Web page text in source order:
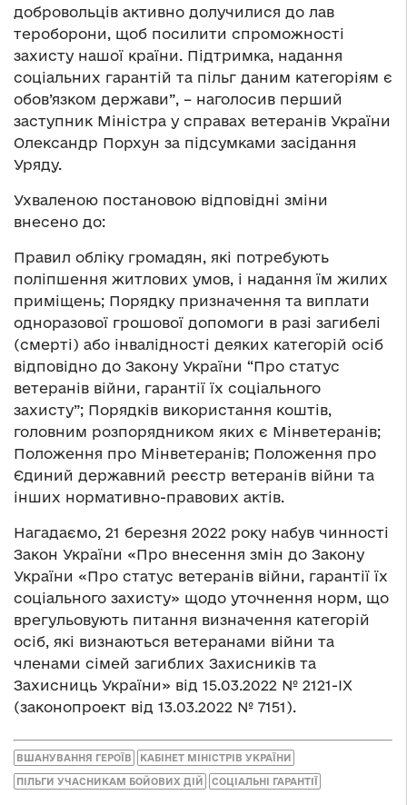
добровольців активно долучилися до лав
тероборони, щоб посилити спроможності
захисту нашої країни. Підтримка, надання
соціальних гарантій та пільг даним категоріям є
обов’язком держави”, – наголосив перший
заступник Міністра у справах ветеранів України
Олександр Порхун за підсумками засідання
Уряду.
Ухваленою постановою відповідні зміни
внесено до:
Правил обліку громадян, які потребують
поліпшення житлових умов, і надання їм жилих
приміщень; Порядку призначення та виплати
одноразової грошової допомоги в разі загибелі
(смерті) або інвалідності деяких категорій осіб
відповідно до Закону України “Про статус
ветеранів війни, гарантії їх соціального
захисту”; Порядків використання коштів,
головним розпорядником яких є Мінветеранів;
Положення про Мінветеранів; Положення про
Єдиний державний реєстр ветеранів війни та
інших нормативно-правових актів.
Нагадаємо, 21 березня 2022 року набув чинності
Закон України «Про внесення змін до Закону
України «Про статус ветеранів війни, гарантії їх
соціального захисту» щодо уточнення норм, що
врегульовують питання визначення категорій
осіб, які визнаються ветеранами війни та
членами сімей загиблих Захисників та
Захисниць України» від 15.03.2022 № 2121-IX
(законопроект від 13.03.2022 № 7151).
ВШАНУВАННЯ ГЕРОЇВ КАБІНЕТ МІНІСТРІВ УКРАЇНИ
ПІЛЬГИ УЧАСНИКАМ БОЙОВИХ ДІЙ СОЦІАЛЬНІ ГАРАНТІЇ